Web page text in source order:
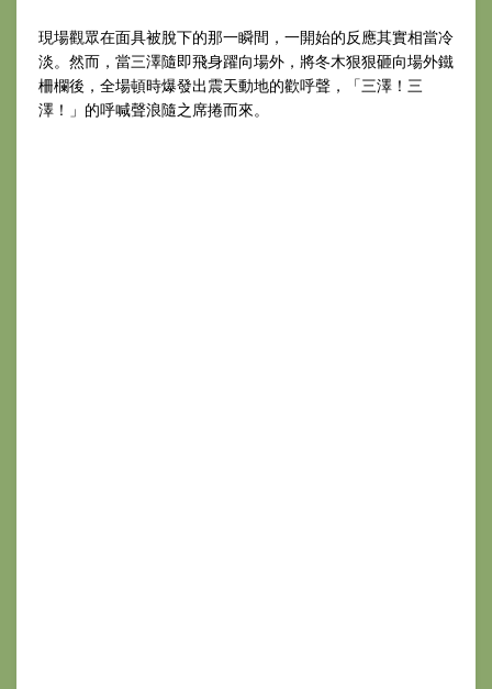
現場觀眾在面具被脫下的那一瞬間，一開始的反應其實相當冷
淡。然而，當三澤隨即飛身躍向場外，將冬木狠狠砸向場外鐵
柵欄後，全場頓時爆發出震天動地的歡呼聲，「三澤！三
澤！」的呼喊聲浪隨之席捲而來。